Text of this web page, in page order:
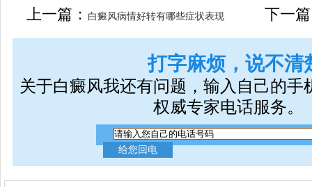
女生应该如何治疗呢
上一篇： 白癜风病情好转有哪些症状表现 下一
打字麻烦，说不清
关于白癜风我还有问题，输入自己的手
权威专家电话服务。